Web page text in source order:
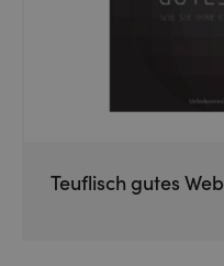
Teuflisch gutes